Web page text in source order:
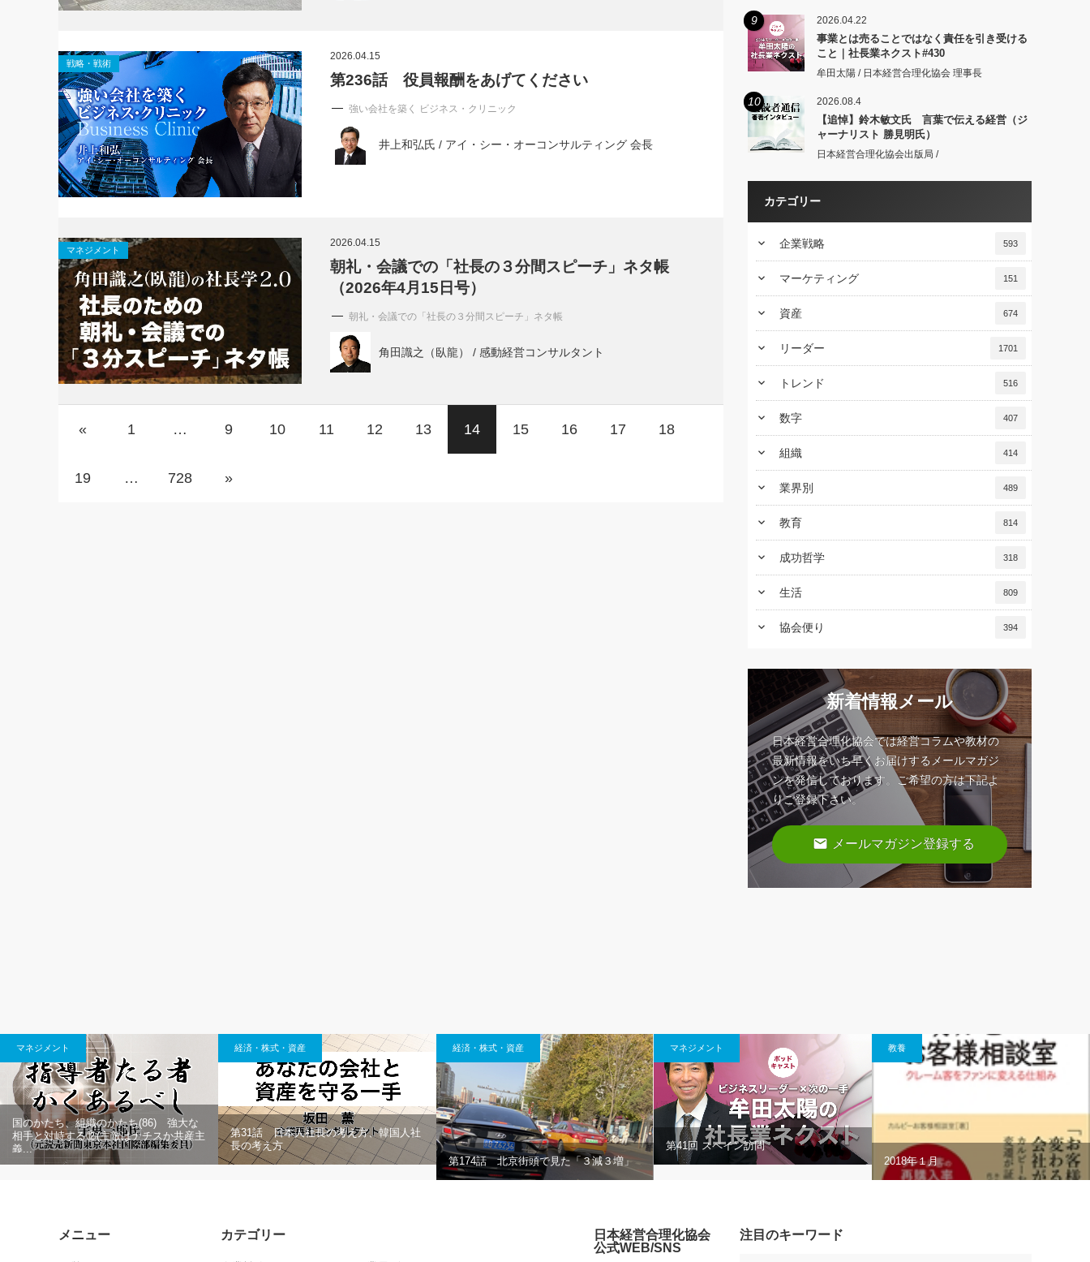
戦略・戦術
2026.04.15
第236話 役員報酬をあげてください
強い会社を築く ビジネス・クリニック
井上和弘氏 / アイ・シー・オーコンサルティング 会長
マネジメント
2026.04.15
朝礼・会議での「社長の３分間スピーチ」ネタ帳
（2026年4月15日号）
朝礼・会議での「社長の３分間スピーチ」ネタ帳
角田識之（臥龍） / 感動経営コンサルタント
« 1 … 9 10 11 12 13 14 15 16 17 18
19 … 728 »
9 2026.04.22
事業とは売ることではなく責任を引き受ける
こと｜社長業ネクスト#430
牟田太陽 / 日本経営合理化協会 理事長
10 2026.08.4
【追悼】鈴木敏文氏 言葉で伝える経営（ジ
ャーナリスト 勝見明氏）
日本経営合理化協会出版局 /
カテゴリー
keyboard_arrow_down 企業戦略 593
keyboard_arrow_down マーケティング 151
keyboard_arrow_down 資産 674
keyboard_arrow_down リーダー 1701
keyboard_arrow_down トレンド 516
keyboard_arrow_down 数字 407
keyboard_arrow_down 組織 414
keyboard_arrow_down 業界別 489
keyboard_arrow_down 教育 814
keyboard_arrow_down 成功哲学 318
keyboard_arrow_down 生活 809
keyboard_arrow_down 協会便り 394
新着情報メール
日本経営合理化協会では経営コラムや教材の
最新情報をいち早くお届けするメールマガジ
ンを発信しております。ご希望の方は下記よ
りご登録下さい。
email メールマガジン登録する
マネジメント
国のかたち、組織のかたち(86) 強大な
相手と対峙する⑫(主敵はナチスか共産主
義...
経済・株式・資産
第31話 日本人社長の考え方、韓国人社
長の考え方
経済・株式・資産
第174話 北京街頭で見た「３減３増」
マネジメント
第41回 スペイン訪問
教養
2018年１月
注目のキーワード
日本経営合理化協会
公式WEB/SNS
メニュー カテゴリー